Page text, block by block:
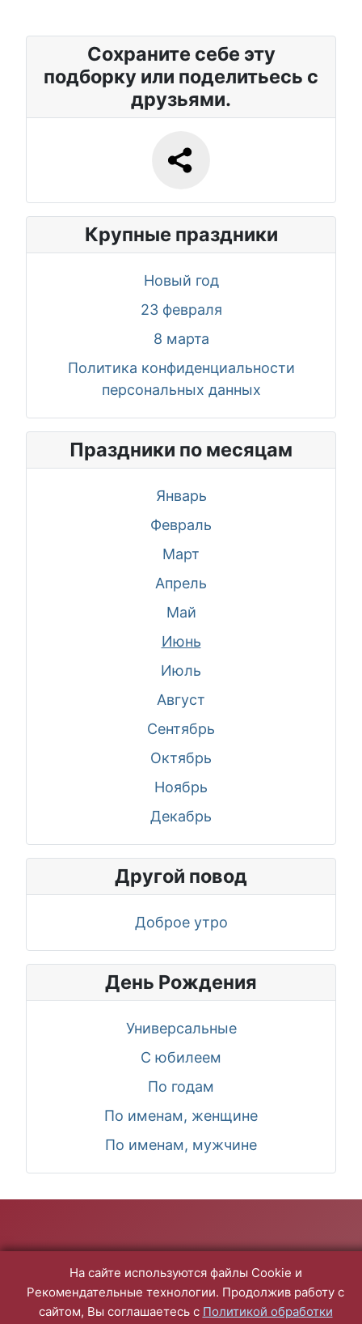
Сохраните себе эту
подборку или поделитьесь с
друзьями.
Крупные праздники
Новый год
23 февраля
8 марта
Политика конфиденциальности
персональных данных
Праздники по месяцам
Январь
Февраль
Март
Апрель
Май
Июнь
Июль
Август
Сентябрь
Октябрь
Ноябрь
Декабрь
Другой повод
Доброе утро
День Рождения
Универсальные
С юбилеем
По годам
По именам, женщине
По именам, мужчине
На сайте используются файлы Cookie и
Рекомендательные технологии. Продолжив работу с
сайтом, Вы соглашаетесь с Политикой обработки